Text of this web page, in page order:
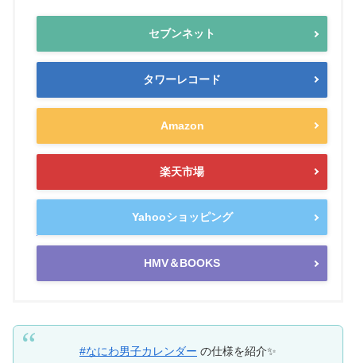
セブンネット
タワーレコード
Amazon
楽天市場
Yahooショッピング
HMV＆BOOKS
#なにわ男子カレンダー の仕様を紹介✨